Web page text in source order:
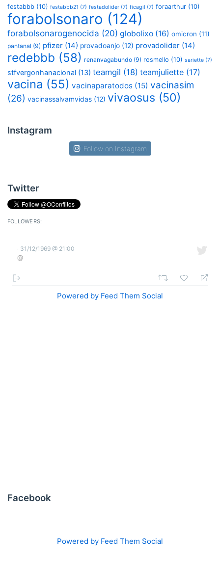
festabbb (10) festabbb21 (7) festadolider (7) ficagil (7) foraarthur (10)
forabolsonaro (124)
forabolsonarogenocida (20) globolixo (16) omicron (11)
pantanal (9) pfizer (14) provadoanjo (12) provadolider (14)
redebbb (58) renanvagabundo (9) rosmello (10) sariette (7)
stfvergonhanacional (13) teamgil (18) teamjuliette (17)
vacina (55) vacinaparatodos (15) vacinasim
(26) vacinassalvamvidas (12) vivaosus (50)
Instagram
Follow on Instagram
Twitter
FOLLOWERS:
· 31/12/1969 @ 21:00
@
Powered by Feed Them Social
Facebook
Powered by Feed Them Social